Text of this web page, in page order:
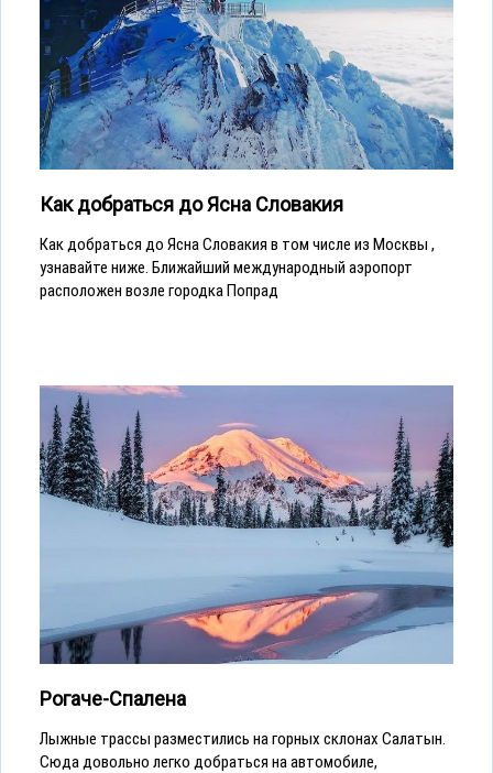
Как добраться до Ясна Словакия
Как добраться до Ясна Словакия в том числе из Москвы ,
узнавайте ниже. Ближайший международный аэропорт
расположен возле городка Попрад
Рогаче-Спалена
Лыжные трассы разместились на горных склонах Салатын.
Сюда довольно легко добраться на автомобиле,